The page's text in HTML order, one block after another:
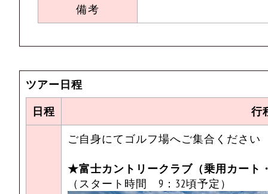
備考
ツアー日程
日程
行
ご自身にてゴルフ場へご集合ください
★富士カントリークラブ（乗用カート
（スタート時間 9：32頃予定）